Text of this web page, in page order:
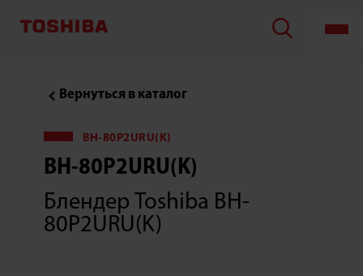
Toshiba
Вернуться в каталог
BH-80P2URU(K)
BH-80P2URU(K)
Блендер Toshiba BH-
80P2URU(K)